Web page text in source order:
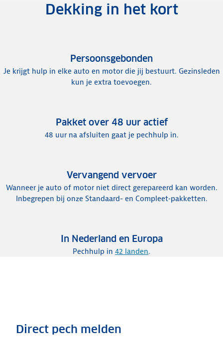
Dekking in het kort
Persoonsgebonden
Je krijgt hulp in elke auto en motor die jij bestuurt. Gezinsleden
kun je extra toevoegen.
Pakket over 48 uur actief
48 uur na afsluiten gaat je pechhulp in.
Vervangend vervoer
Wanneer je auto of motor niet direct gerepareerd kan worden.
Inbegrepen bij onze Standaard- en Compleet‑pakketten.
In Nederland en Europa
Pechhulp in 42 landen.
Direct pech melden